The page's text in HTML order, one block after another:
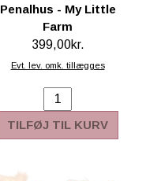
Penalhus - My Little
Farm
399,00kr.
Evt. lev. omk. tillægges
TILFØJ TIL KURV